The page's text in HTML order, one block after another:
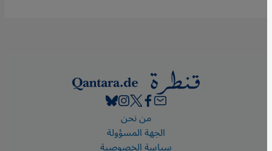
Footer
من نحن
الجهة المسؤولة